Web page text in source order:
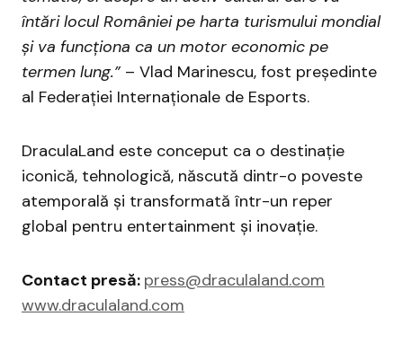
întări locul României pe harta turismului mondial
și va funcționa ca un motor economic pe
termen lung.”– Vlad Marinescu, fost președinte
al Federației Internaționale de Esports.
DraculaLand este conceput ca o destinație
iconică, tehnologică, născută dintr-o poveste
atemporală și transformată într-un reper
global pentru entertainment și inovație.
Contact presă: press@draculaland.com
www.draculaland.com